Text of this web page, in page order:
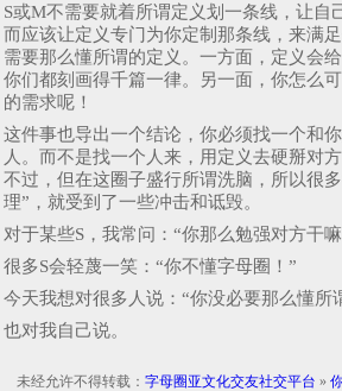
S或M不需要就着所谓定义划一条线，让自
而应该让定义专门为你定制那条线，来满
需要那么懂所谓的定义。一方面，定义会
你们都刻画得千篇一律。另一面，你怎么
的需求呢！
这件事也导出一个结论，你必须找一个和
人。而不是找一个人来，用定义去硬掰对
不过，但在这圈子盛行所谓洗脑，所以很
理”，就受到了一些冲击和诋毁。
对于某些S，我常问：“你那么勉强对方干
很多S会轻蔑一笑：“你不懂字母圈！”
今天我想对很多人说：“你没必要那么懂所
也对我自己说。
未经允许不得转载： 字母圈亚文化交友社交平台 »